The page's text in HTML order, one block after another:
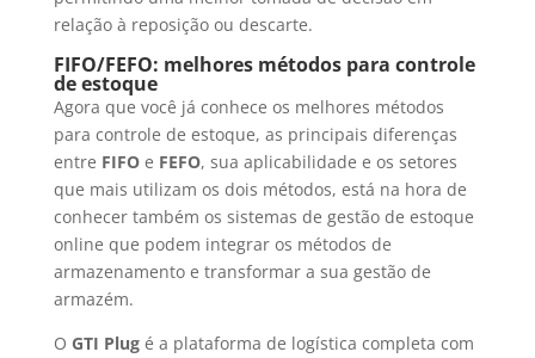
relação à reposição ou descarte.
FIFO/FEFO: melhores métodos para controle
de estoque
Agora que você já conhece os melhores métodos
para controle de estoque, as principais diferenças
entre FIFO e FEFO, sua aplicabilidade e os setores
que mais utilizam os dois métodos, está na hora de
conhecer também os sistemas de gestão de estoque
online que podem integrar os métodos de
armazenamento e transformar a sua gestão de
armazém.
O GTI Plugé a plataforma de logística completa com